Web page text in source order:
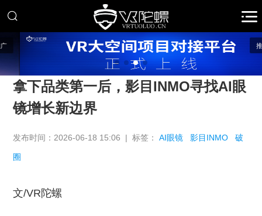
拿下品类第一后，影目INMO寻找AI眼
镜增长新边界
发布时间：2026-06-18 15:06 | 标签：AI眼镜 影目INMO 破
圈
文/VR陀螺